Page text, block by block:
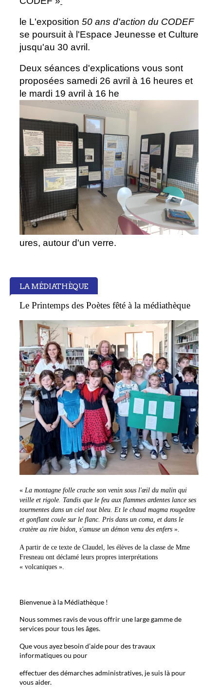
le L'exposition 50 ans d'action du CODEF
se poursuit à l'Espace Jeunesse et Culture
jusqu'au 30 avril.
Deux séances d'explications vous sont
proposées samedi 26 avril à 16 heures et
le mardi 19 avril à 16 he
ures, autour d'un verre.
LA MÉDIATHÈQUE
Le Printemps des Poètes fêté à la médiathèque
« La montagne folle crache son venin sous l'œil du malin qui
veille et rigole. Tandis que le feu aux flammes ardentes lance ses
tourmentes dans un ciel tout bleu. Et le chaud magma rougeâtre
et gonflant coule sur le flanc. Pris dans un coma, et dans le
cratère au rire bidon, s'amuse un démon venu des enfers ».
A partir de ce texte de Claudel, les élèves de la classe de Mme
Fresneau ont déclamé leurs propres interprétations
« volcaniques ».
Bienvenue à la Médiathèque !
Nous sommes ravis de vous offrir une large gamme de
services pour tous les âges.
Que vous ayez besoin d’aide pour des travaux
informatiques ou pour
effectuer des démarches administratives, je suis là pour
vous aider.